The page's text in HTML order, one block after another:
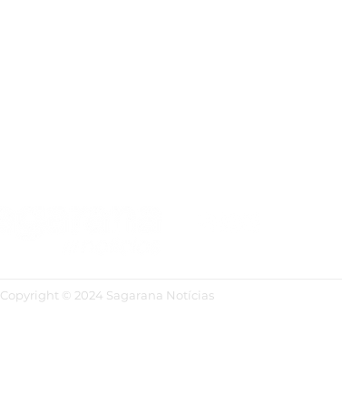
Copyright © 2024 Sagarana Notícias